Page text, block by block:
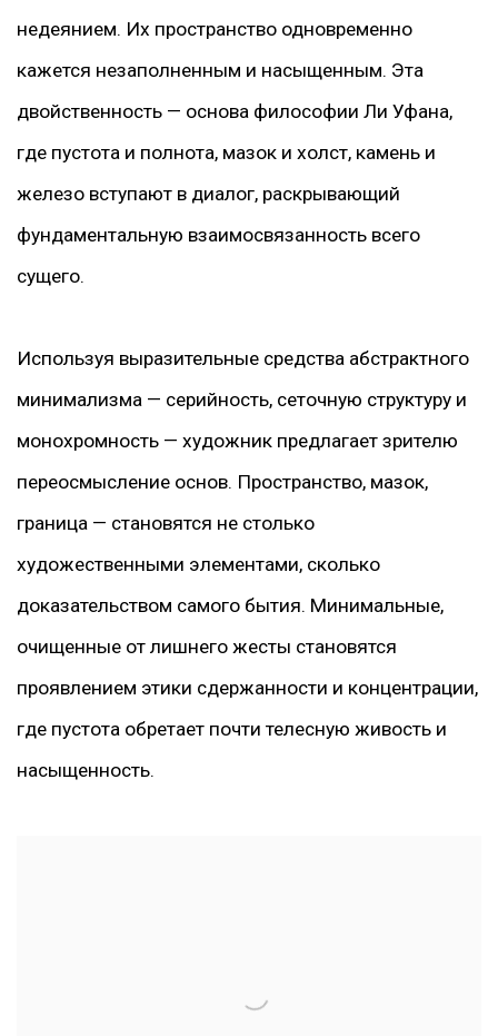
недеянием. Их пространство одновременно
кажется незаполненным и насыщенным. Эта
двойственность — основа философии Ли Уфана,
где пустота и полнота, мазок и холст, камень и
железо вступают в диалог, раскрывающий
фундаментальную взаимосвязанность всего
сущего.
Используя выразительные средства абстрактного
минимализма — серийность, сеточную структуру и
монохромность — художник предлагает зрителю
переосмысление основ. Пространство, мазок,
граница — становятся не столько
художественными элементами, сколько
доказательством самого бытия. Минимальные,
очищенные от лишнего жесты становятся
проявлением этики сдержанности и концентрации,
где пустота обретает почти телесную живость и
насыщенность.